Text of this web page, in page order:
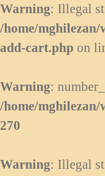
Warning: Illegal
/home/
add-cart.php on
Warning:
/home/
270
Warning: Illegal